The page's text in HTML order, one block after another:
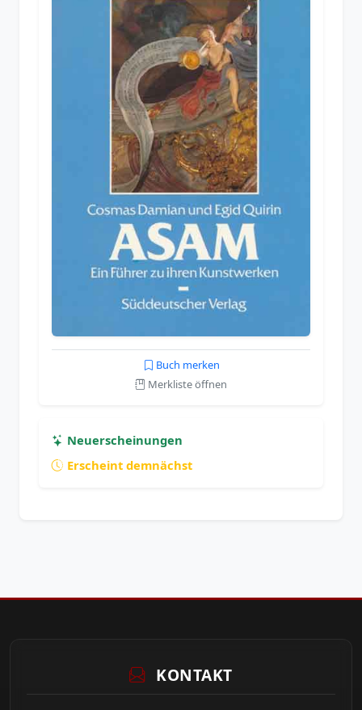
Buch merken
Merkliste öffnen
Neuerscheinungen
Erscheint demnächst
KONTAKT